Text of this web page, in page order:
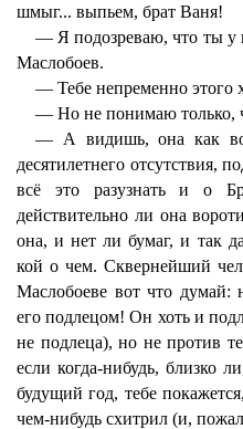
шмыг... выпьем, брат Ваня!
— Я подозреваю, что ты у
Маслобоев.
— Тебе непременно этого
— Но не понимаю только,
— А видишь, она как
десятилетнего отсутствия,
всё это разузнать и о
действительно ли она
она, и нет ли бумаг, и так
кой о чем. Сквернейший
Маслобоеве вот что думай:
его подлецом! Он хоть и
не подлеца), но не против
если когда-нибудь, близко
будущий год, тебе
чем-нибудь схитрил (и,